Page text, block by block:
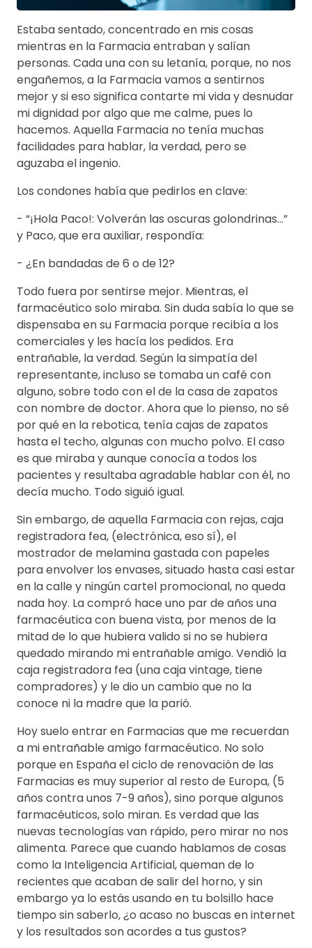
Estaba sentado, concentrado en mis cosas
mientras en la Farmacia entraban y salían
personas. Cada una con su letanía, porque, no nos
engañemos, a la Farmacia vamos a sentirnos
mejor y si eso significa contarte mi vida y desnudar
mi dignidad por algo que me calme, pues lo
hacemos. Aquella Farmacia no tenía muchas
facilidades para hablar, la verdad, pero se
aguzaba el ingenio.
Los condones había que pedirlos en clave:
- “¡Hola Paco!: Volverán las oscuras golondrinas…”
y Paco, que era auxiliar, respondía:
- ¿En bandadas de 6 o de 12?
Todo fuera por sentirse mejor. Mientras, el
farmacéutico solo miraba. Sin duda sabía lo que se
dispensaba en su Farmacia porque recibía a los
comerciales y les hacía los pedidos. Era
entrañable, la verdad. Según la simpatía del
representante, incluso se tomaba un café con
alguno, sobre todo con el de la casa de zapatos
con nombre de doctor. Ahora que lo pienso, no sé
por qué en la rebotica, tenía cajas de zapatos
hasta el techo, algunas con mucho polvo. El caso
es que miraba y aunque conocía a todos los
pacientes y resultaba agradable hablar con él, no
decía mucho. Todo siguió igual.
Sin embargo, de aquella Farmacia con rejas, caja
registradora fea, (electrónica, eso sí), el
mostrador de melamina gastada con papeles
para envolver los envases, situado hasta casi estar
en la calle y ningún cartel promocional, no queda
nada hoy. La compró hace uno par de años una
farmacéutica con buena vista, por menos de la
mitad de lo que hubiera valido si no se hubiera
quedado mirando mi entrañable amigo. Vendió la
caja registradora fea (una caja vintage, tiene
compradores) y le dio un cambio que no la
conoce ni la madre que la parió.
Hoy suelo entrar en Farmacias que me recuerdan
a mi entrañable amigo farmacéutico. No solo
porque en España el ciclo de renovación de las
Farmacias es muy superior al resto de Europa, (5
años contra unos 7-9 años), sino porque algunos
farmacéuticos, solo miran. Es verdad que las
nuevas tecnologías van rápido, pero mirar no nos
alimenta. Parece que cuando hablamos de cosas
como la Inteligencia Artificial, queman de lo
recientes que acaban de salir del horno, y sin
embargo ya lo estás usando en tu bolsillo hace
tiempo sin saberlo, ¿o acaso no buscas en internet
y los resultados son acordes a tus gustos?